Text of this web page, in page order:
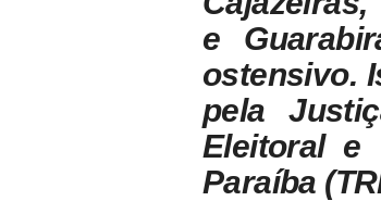
e
ostensivo.
pela
Eleitoral e
Paraíba